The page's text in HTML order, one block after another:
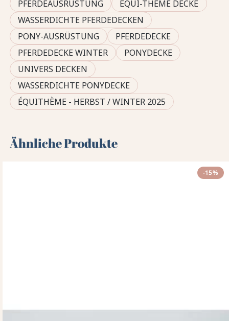
PFERDEAUSRÜSTUNG
EQUI-THÈME DECKE
WASSERDICHTE PFERDEDECKEN
PONY-AUSRÜSTUNG
PFERDEDECKE
PFERDEDECKE WINTER
PONYDECKE
UNIVERS DECKEN
WASSERDICHTE PONYDECKE
ÉQUITHÈME - HERBST / WINTER 2025
Ähnliche Produkte
-15%